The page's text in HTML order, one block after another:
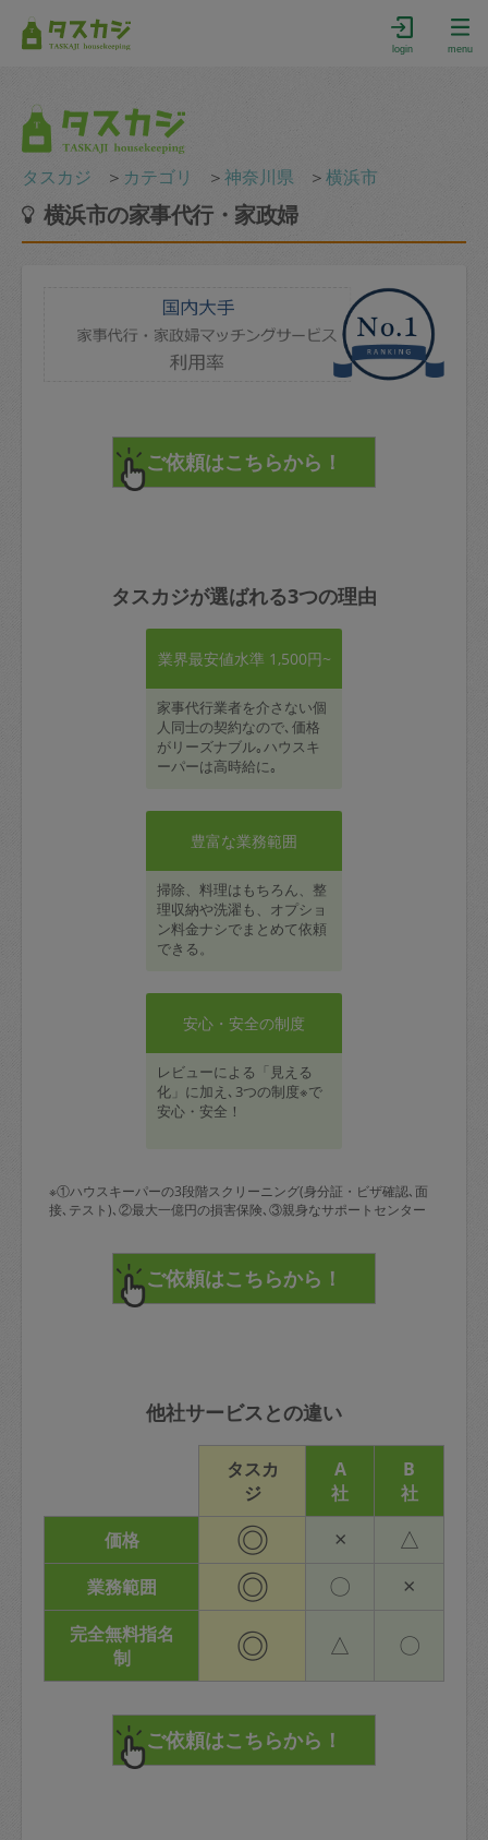
login menu
タスカジ ＞ カテゴリ ＞神奈川県 ＞横浜市
横浜市の家事代行・家政婦
タスカジが選ばれる3つの理由
業界最安値水準 1,500円~
家事代行業者を介さない個
人同士の契約なので､価格
がリーズナブル｡ハウスキ
ーパーは高時給に｡
豊富な業務範囲
掃除、料理はもちろん、整
理収納や洗濯も、オプショ
ン料金ナシでまとめて依頼
できる。
安心・安全の制度
レビューによる「見える
化」に加え､3つの制度※で
安心・安全！
※①ハウスキーパーの3段階スクリーニング(身分証・ビザ確認､面
接､テスト)､②最大一億円の損害保険､③親身なサポートセンター
他社サービスとの違い
タスカ
ジ
A
社
B
社
価格
◎ × △
業務範囲 ◎ 〇 ×
完全無料指名
制
◎ △ 〇